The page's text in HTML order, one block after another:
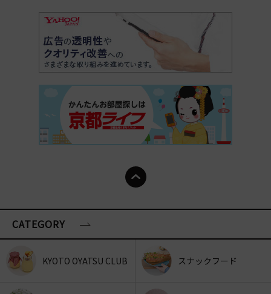
CATEGORY
KYOTO OYATSU CLUB スナックフード